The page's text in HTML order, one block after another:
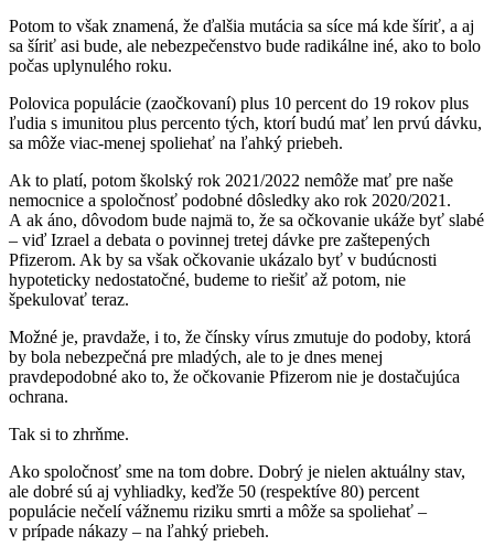
Potom to však znamená, že ďalšia mutácia sa síce má kde šíriť, a aj
sa šíriť asi bude, ale nebezpečenstvo bude radikálne iné, ako to bolo
počas uplynulého roku.
Polovica populácie (zaočkovaní) plus 10 percent do 19 rokov plus
ľudia s imunitou plus percento tých, ktorí budú mať len prvú dávku,
sa môže viac-menej spoliehať na ľahký priebeh.
Ak to platí, potom školský rok 2021/2022 nemôže mať pre naše
nemocnice a spoločnosť podobné dôsledky ako rok 2020/2021.
A ak áno, dôvodom bude najmä to, že sa očkovanie ukáže byť slabé
– viď Izrael a debata o povinnej tretej dávke pre zaštepených
Pfizerom. Ak by sa však očkovanie ukázalo byť v budúcnosti
hypoteticky nedostatočné, budeme to riešiť až potom, nie
špekulovať teraz.
Možné je, pravdaže, i to, že čínsky vírus zmutuje do podoby, ktorá
by bola nebezpečná pre mladých, ale to je dnes menej
pravdepodobné ako to, že očkovanie Pfizerom nie je dostačujúca
ochrana.
Tak si to zhrňme.
Ako spoločnosť sme na tom dobre. Dobrý je nielen aktuálny stav,
ale dobré sú aj vyhliadky, keďže 50 (respektíve 80) percent
populácie nečelí vážnemu riziku smrti a môže sa spoliehať –
v prípade nákazy – na ľahký priebeh.